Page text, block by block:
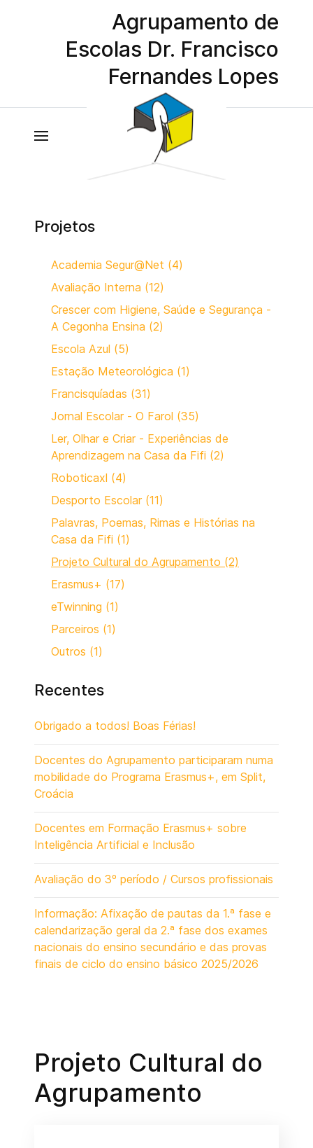
Agrupamento de
Escolas Dr. Francisco
Fernandes Lopes
Projetos
Academia Segur@Net (4)
Avaliação Interna (12)
Crescer com Higiene, Saúde e Segurança -
A Cegonha Ensina (2)
Escola Azul (5)
Estação Meteorológica (1)
Francisquíadas (31)
Jornal Escolar - O Farol (35)
Ler, Olhar e Criar - Experiências de
Aprendizagem na Casa da Fifi (2)
Roboticaxl (4)
Desporto Escolar (11)
Palavras, Poemas, Rimas e Histórias na
Casa da Fifi (1)
Projeto Cultural do Agrupamento (2)
Erasmus+ (17)
eTwinning (1)
Parceiros (1)
Outros (1)
Recentes
Obrigado a todos! Boas Férias!
Docentes do Agrupamento participaram numa
mobilidade do Programa Erasmus+, em Split,
Croácia
Docentes em Formação Erasmus+ sobre
Inteligência Artificial e Inclusão
Avaliação do 3º período / Cursos profissionais
Informação: Afixação de pautas da 1.ª fase e
calendarização geral da 2.ª fase dos exames
nacionais do ensino secundário e das provas
finais de ciclo do ensino básico 2025/2026
Projeto Cultural do
Agrupamento